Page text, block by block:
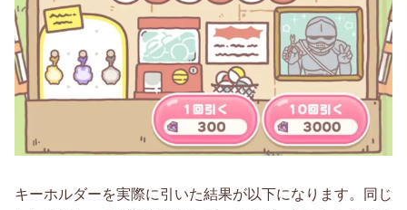
キーホルダーを実際に引いた結果が以下になります。同じ